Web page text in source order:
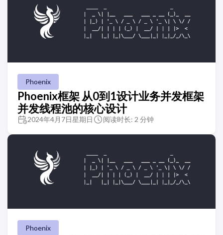
Phoenix
Phoenix框架 从0到1设计业务并发框架
并发线程池的核心设计
2024年4月7日星期日 阅读时长: 2 分钟
Phoenix